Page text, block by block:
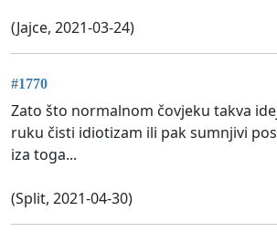
(Jajce, 2021-03-24)
#1770
Zato što normalnom čovjeku takva
ruku čisti idiotizam ili pak sumnjivi
iza toga...
(Split, 2021-04-30)